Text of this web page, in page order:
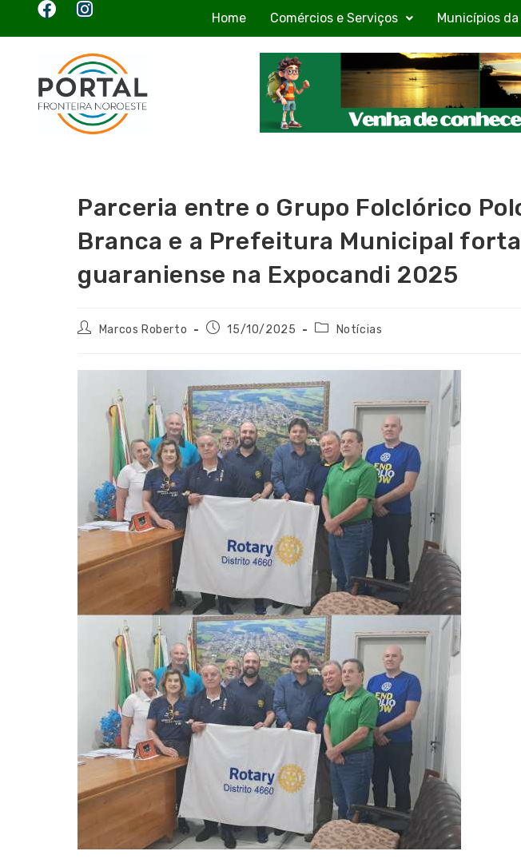
Home Comércios e Serviços Municípios
Parceria entre o Grupo Folclórico
Branca e a Prefeitura Municipal
guaraniense na Expocandi 2025
Marcos Roberto 15/10/2025 Notícias